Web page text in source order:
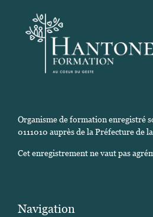
Organisme de formation enregistré
0111010 auprès de la Préfecture de
Cet enregistrement ne vaut pas
Navigation